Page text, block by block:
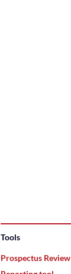
Tools
Prospectus Review